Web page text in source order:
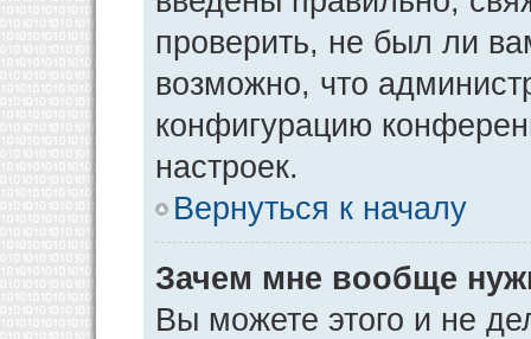
проверить, не был ли
возможно, что
конфигурацию
настроек.
Вернуться к началу
Зачем мне вообще
Вы можете этого и не